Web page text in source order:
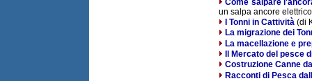
un salpa ancore
I Tonni in Cattività (di
La migrazione dei
La macellazione e
Il Mercato del pesce
Costruzione Canne
Racconti di Pesca